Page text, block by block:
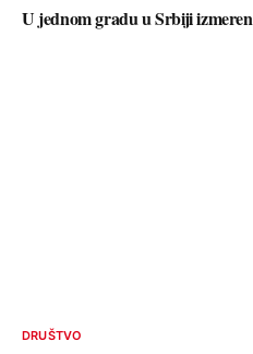
U jednom gradu u Srbiji
DRUŠTVO